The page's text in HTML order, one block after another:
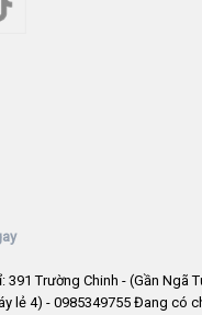
Trường Chinh - (Gần Ngã
lẻ 4) - 0985349755 Đang có